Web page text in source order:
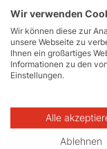
Modernes und
Gute
Aktivitäten
Wir verwenden
Wir können diese zur
unsere Webseite zu
Ihnen ein großartiges
Informationen zu den
Einstellungen.
Alle
Ablehnen